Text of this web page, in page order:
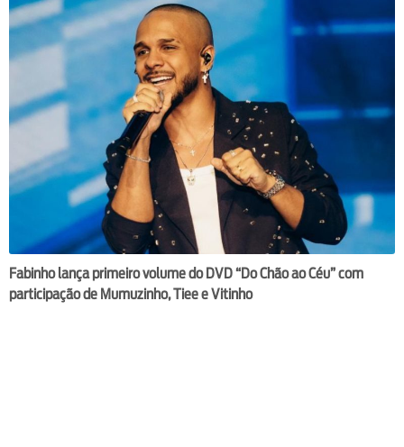
Fabinho lança primeiro volume do DVD “Do Chão ao Céu” com
participação de Mumuzinho, Tiee e Vitinho